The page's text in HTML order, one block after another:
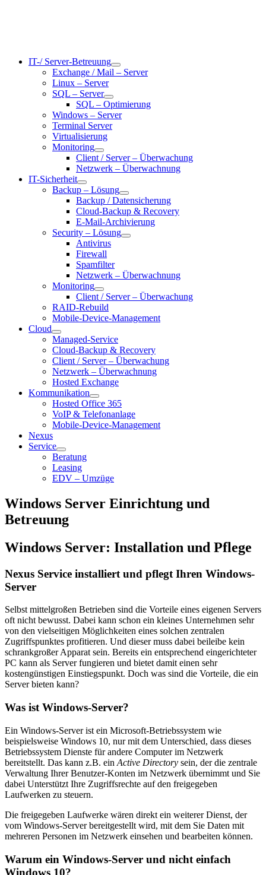
IT-/ Server-Betreuung
Exchange / Mail – Server
Linux – Server
SQL – Server
SQL – Optimierung
Windows – Server
Terminal Server
Virtualisierung
Monitoring
Client / Server – Überwachung
Netzwerk – Überwachnung
IT-Sicherheit
Backup – Lösung
Backup / Datensicherung
Cloud-Backup & Recovery
E-Mail-Archivierung
Security – Lösung
Antivirus
Firewall
Spamfilter
Netzwerk – Überwachnung
Monitoring
Client / Server – Überwachung
RAID-Rebuild
Mobile-Device-Management
Cloud
Managed-Service
Cloud-Backup & Recovery
Client / Server – Überwachung
Netzwerk – Überwachnung
Hosted Exchange
Kommunikation
Hosted Office 365
VoIP & Telefonanlage
Mobile-Device-Management
Nexus
Service
Beratung
Leasing
EDV – Umzüge
Windows Server Einrichtung und
Betreuung
Windows Server: Installation und Pflege
Nexus Service installiert und pflegt Ihren Windows-
Server
Selbst mittelgroßen Betrieben sind die Vorteile eines eigenen Servers
oft nicht bewusst. Dabei kann schon ein kleines Unternehmen sehr
von den vielseitigen Möglichkeiten eines solchen zentralen
Zugriffspunktes profitieren. Und dieser muss dabei beileibe kein
schrankgroßer Apparat sein. Bereits ein entsprechend eingerichteter
PC kann als Server fungieren und bietet damit einen sehr
kostengünstigen Einstiegspunkt. Doch was sind die Vorteile, die ein
Server bieten kann?
Was ist Windows-Server?
Ein Windows-Server ist ein Microsoft-Betriebssystem wie
beispielsweise Windows 10, nur mit dem Unterschied, dass dieses
Betriebssystem Dienste für andere Computer im Netzwerk
bereitstellt. Das kann z.B. ein Active Directory sein, der die zentrale
Verwaltung Ihrer Benutzer-Konten im Netzwerk übernimmt und Sie
dabei Unterstützt Ihre Zugriffsrechte auf den freigegeben
Laufwerken zu steuern.
Die freigegeben Laufwerke wären direkt ein weiterer Dienst, der
vom Windows-Server bereitgestellt wird, mit dem Sie Daten mit
mehreren Personen im Netzwerk einsehen und bearbeiten können.
Warum ein Windows-Server und nicht einfach
Windows 10?